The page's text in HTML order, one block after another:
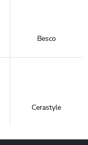
Besco
Cerastyle